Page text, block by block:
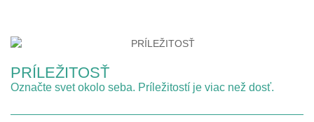
PRÍLEŽITOSŤ
Označte svet okolo seba. Príležitostí je viac než dosť.